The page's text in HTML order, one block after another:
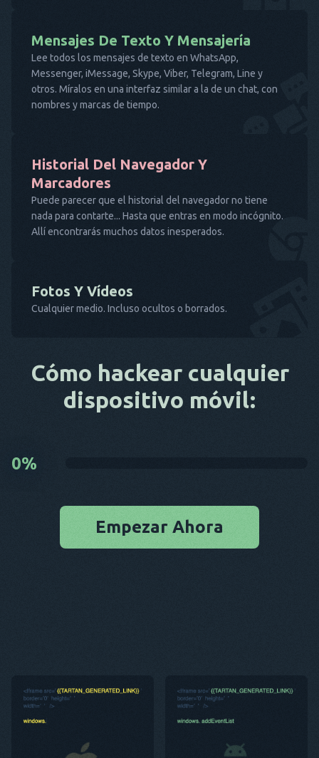
Mensajes De Texto Y Mensajería
Lee todos los mensajes de texto en WhatsApp,
Messenger, iMessage, Skype, Viber, Telegram, Line y
otros. Míralos en una interfaz similar a la de un chat, con
nombres y marcas de tiempo.
Historial Del Navegador Y
Marcadores
Puede parecer que el historial del navegador no tiene
nada para contarte... Hasta que entras en modo incógnito.
Allí encontrarás muchos datos inesperados.
Fotos Y Vídeos
Cualquier medio. Incluso ocultos o borrados.
Cómo hackear cualquier
dispositivo móvil:
0%
Empezar Ahora